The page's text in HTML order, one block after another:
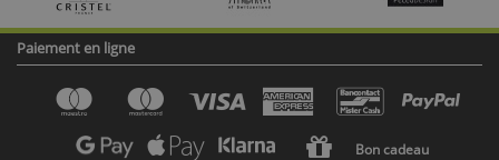
Paiement en ligne
Bon cadeau